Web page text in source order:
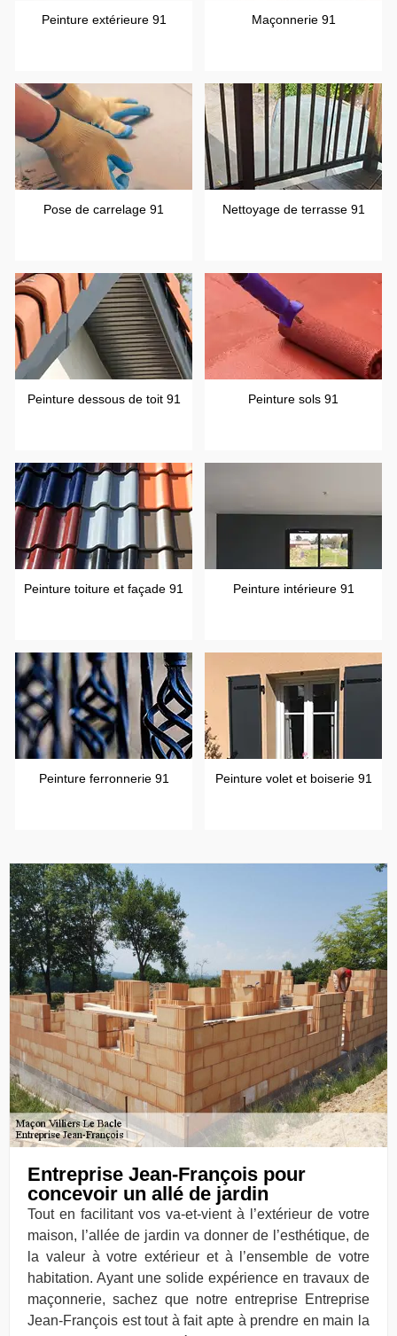
Peinture extérieure 91 Maçonnerie 91
Pose de carrelage 91 Nettoyage de terrasse 91
Peinture dessous de toit 91 Peinture sols 91
Peinture toiture et façade 91 Peinture intérieure 91
Peinture ferronnerie 91 Peinture volet et boiserie 91
Entreprise Jean-François pour
concevoir un allé de jardin
Tout en facilitant vos va-et-vient à l’extérieur de votre
maison, l’allée de jardin va donner de l’esthétique, de
la valeur à votre extérieur et à l’ensemble de votre
habitation. Ayant une solide expérience en travaux de
maçonnerie, sachez que notre entreprise Entreprise
Jean-François est tout à fait apte à prendre en main la